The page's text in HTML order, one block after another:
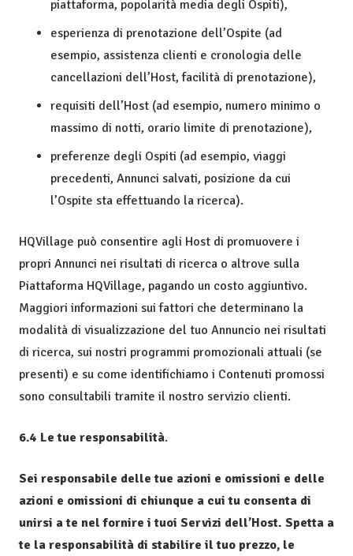
piattaforma, popolarità media degli Ospiti),
esperienza di prenotazione dell’Ospite (ad
esempio, assistenza clienti e cronologia delle
cancellazioni dell’Host, facilità di prenotazione),
requisiti dell’Host (ad esempio, numero minimo o
massimo di notti, orario limite di prenotazione),
preferenze degli Ospiti (ad esempio, viaggi
precedenti, Annunci salvati, posizione da cui
l’Ospite sta effettuando la ricerca).
HQVillage può consentire agli Host di promuovere i
propri Annunci nei risultati di ricerca o altrove sulla
Piattaforma HQVillage, pagando un costo aggiuntivo.
Maggiori informazioni sui fattori che determinano la
modalità di visualizzazione del tuo Annuncio nei risultati
di ricerca, sui nostri programmi promozionali attuali (se
presenti) e su come identifichiamo i Contenuti promossi
sono consultabili tramite il nostro servizio clienti.
6.4 Le tue responsabilità.
Sei responsabile delle tue azioni e omissioni e delle
azioni e omissioni di chiunque a cui tu consenta di
unirsi a te nel fornire i tuoi Servizi dell’Host. Spetta a
te la responsabilità di stabilire il tuo prezzo, le